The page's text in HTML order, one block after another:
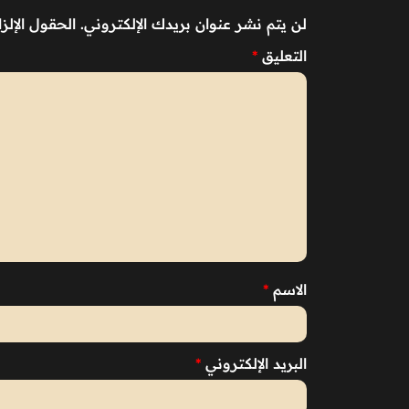
لن يتم نشر عنوان بريدك الإلكتروني. الحقول
التعليق *
الاسم *
البريد الإلكتروني *